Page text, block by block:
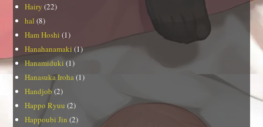
Hairy (22)
hal (8)
Ham Hoshi (1)
Hanahanamaki (1)
Hanamiduki (1)
Hanasuka Iroha(1)
Handjob(2)
Happo Ryuu (2)
Happoubi Jin (2)